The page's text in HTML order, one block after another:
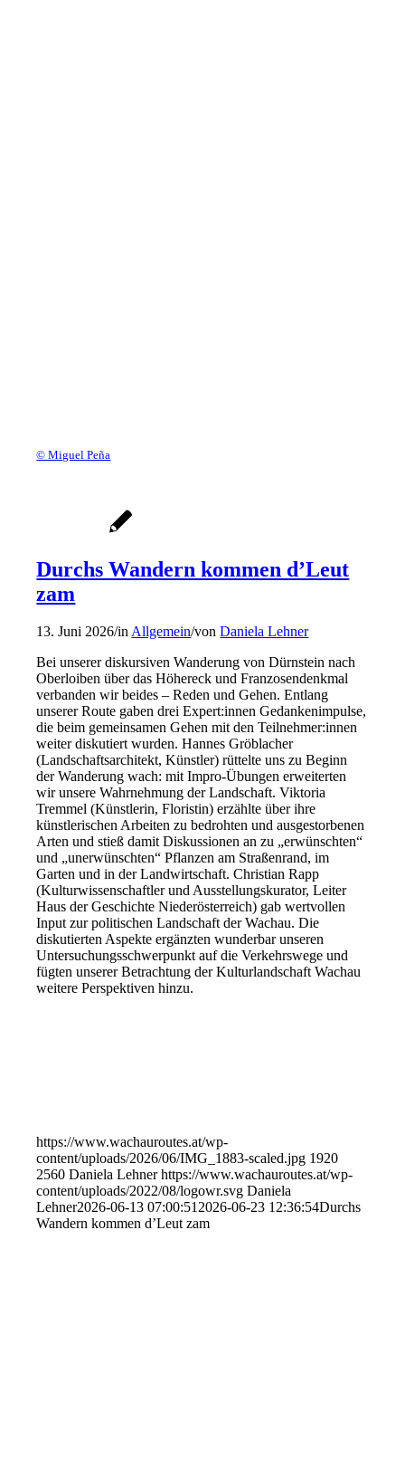
© Miguel Peña
Durchs Wandern kommen d’Leut
zam
13. Juni 2026/inAllgemein/vonDaniela Lehner
Bei unserer diskursiven Wanderung von Dürnstein nach
Oberloiben über das Höhereck und Franzosendenkmal
verbanden wir beides – Reden und Gehen. Entlang
unserer Route gaben drei Expert:innen Gedankenimpulse,
die beim gemeinsamen Gehen mit den Teilnehmer:innen
weiter diskutiert wurden. Hannes Gröblacher
(Landschaftsarchitekt, Künstler) rüttelte uns zu Beginn
der Wanderung wach: mit Impro-Übungen erweiterten
wir unsere Wahrnehmung der Landschaft. Viktoria
Tremmel (Künstlerin, Floristin) erzählte über ihre
künstlerischen Arbeiten zu bedrohten und ausgestorbenen
Arten und stieß damit Diskussionen an zu „erwünschten“
und „unerwünschten“ Pflanzen am Straßenrand, im
Garten und in der Landwirtschaft. Christian Rapp
(Kulturwissenschaftler und Ausstellungskurator, Leiter
Haus der Geschichte Niederösterreich) gab wertvollen
Input zur politischen Landschaft der Wachau. Die
diskutierten Aspekte ergänzten wunderbar unseren
Untersuchungsschwerpunkt auf die Verkehrswege und
fügten unserer Betrachtung der Kulturlandschaft Wachau
weitere Perspektiven hinzu.
https://www.wachauroutes.at/wp-
content/uploads/2026/06/IMG_1883-scaled.jpg 1920
2560 Daniela Lehner https://www.wachauroutes.at/wp-
content/uploads/2022/08/logowr.svg Daniela
Lehner2026-06-13 07:00:512026-06-23 12:36:54Durchs
Wandern kommen d’Leut zam